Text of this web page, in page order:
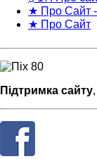
★ Про Сайт -
★ Про Сайт
Підтримка сайту